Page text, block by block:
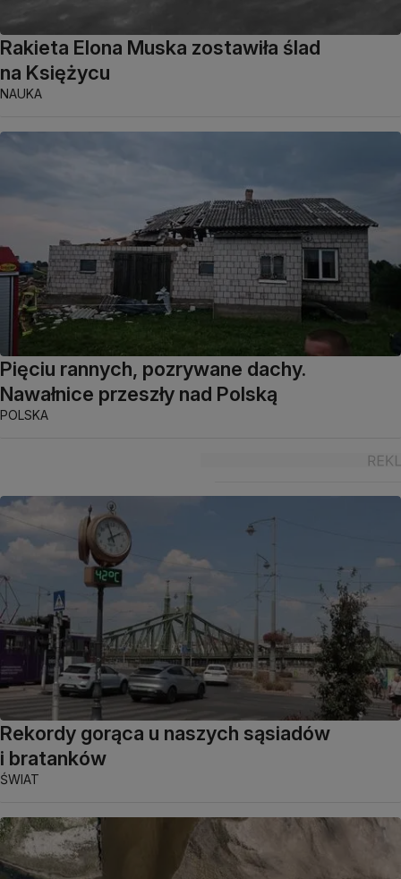
Rakieta Elona Muska zostawiła ślad
na Księżycu
NAUKA
Pięciu rannych, pozrywane dachy.
Nawałnice przeszły nad Polską
POLSKA
Rekordy gorąca u naszych sąsiadów
i bratanków
ŚWIAT